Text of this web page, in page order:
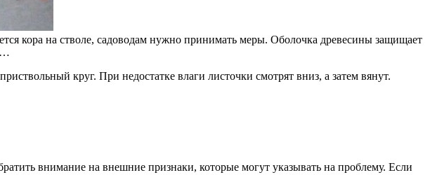
кора на стволе, садоводам нужно принимать меры. Оболочка древесины защищает
круг. При недостатке влаги листочки смотрят вниз, а затем вянут.
внимание на внешние признаки, которые могут указывать на проблему. Если